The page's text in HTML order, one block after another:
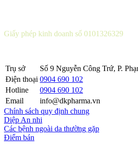
Giấy phép kinh doanh số 0101326329
Trụ sở
Số 9 Nguyễn Công Trứ, P.
Điện thoại 0904 690 102
Hotline
0904 690 102
Email
info@dkpharma.vn
Chính sách quy định chung
Diệp An nhi
Các bệnh ngoài da thường gặp
Điểm bán